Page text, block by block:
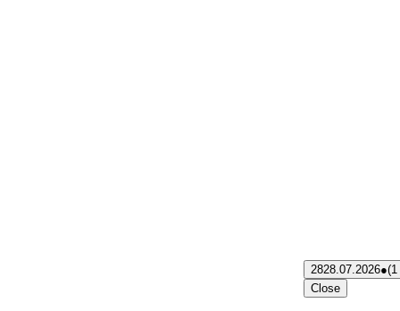
2828.07.2026●(1
Close